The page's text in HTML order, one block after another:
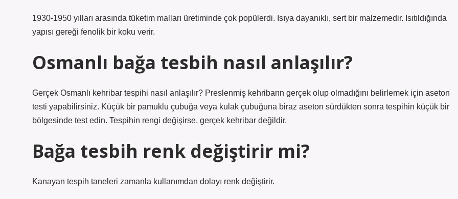
1930-1950 yılları arasında tüketim malları üretiminde çok popülerdi. Isıya dayanıklı, sert bir malzemedir. Isıtıldığında
yapısı gereği fenolik bir koku verir.
Osmanlı bağa tesbih nasıl anlaşılır?
Gerçek Osmanlı kehribar tespihi nasıl anlaşılır? Preslenmiş kehribarın gerçek olup olmadığını belirlemek için aseton
testi yapabilirsiniz. Küçük bir pamuklu çubuğa veya kulak çubuğuna biraz aseton sürdükten sonra tespihin küçük bir
bölgesinde test edin. Tespihin rengi değişirse, gerçek kehribar değildir.
Bağa tesbih renk değiştirir mi?
Kanayan tespih taneleri zamanla kullanımdan dolayı renk değiştirir.